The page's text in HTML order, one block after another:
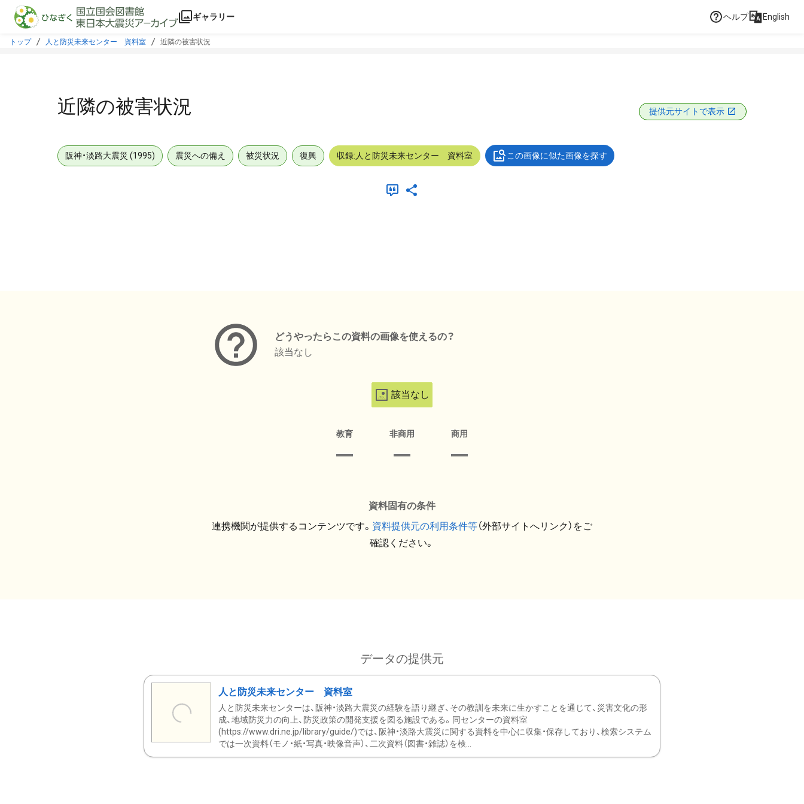
本文に飛ぶ
ギャラリー ヘルプ English
トップ 人と防災未来センター 資料室 近隣の被害状況
近隣の被害状況 提供元サイトで表示
阪神・淡路大震災 (1995) 震災への備え 被災状況 復興 収録:人と防災未来センター 資料室 この画像に似た画像を探す
どうやったらこの資料の画像を使えるの？
該当なし
該当なし
教育 非商用 商用
資料固有の条件
連携機関が提供するコンテンツです。 資料提供元の利用条件等（外部サイトへリンク）をご
確認ください。
データの提供元
人と防災未来センター 資料室
人と防災未来センターは、阪神・淡路大震災の経験を語り継ぎ、その教訓を未来に生かすことを通じて、災害文化の形
成、地域防災力の向上、防災政策の開発支援を図る施設である。同センターの資料室
(https://www.dri.ne.jp/library/guide/)では、阪神・淡路大震災に関する資料を中心に収集・保存しており、検索システム
では一次資料（モノ・紙・写真・映像音声）、二次資料（図書・雑誌）を検...